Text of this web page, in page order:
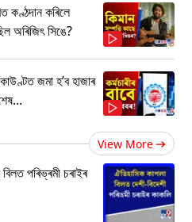
কণ্ঠদান কৰিলে
অৰিজিৎ সিঙে?
জমা হ’ব হাজাৰ
View More
বিলত পৰিভ্ৰমী চৰাইৰ